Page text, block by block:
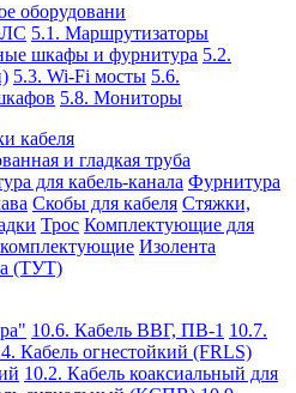
оборудовани
5.1. Маршрутизаторы
шкафы и фурнитура 5.2.
5.3. Wi-Fi мосты 5.6.
5.8. Мониторы
кабеля
и гладкая труба
для кабель-канала Фурнитура
Скобы для кабеля Стяжки,
Трос Комплектующие для
Изолента
(ТУТ)
10.6. Кабель ВВГ, ПВ-1 10.7.
Кабель огнестойкий (FRLS)
10.2. Кабель коаксиальный для